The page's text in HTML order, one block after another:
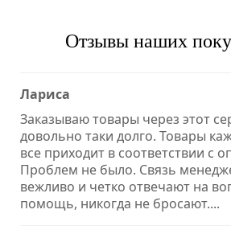
Отзывы наших
Лариса
Заказываю товары через этот
довольно таки долго. Товары
все приходит в соответствии с
Проблем не было. Связь
вежливо и четко отвечают на
помощь, никогда не бросают....